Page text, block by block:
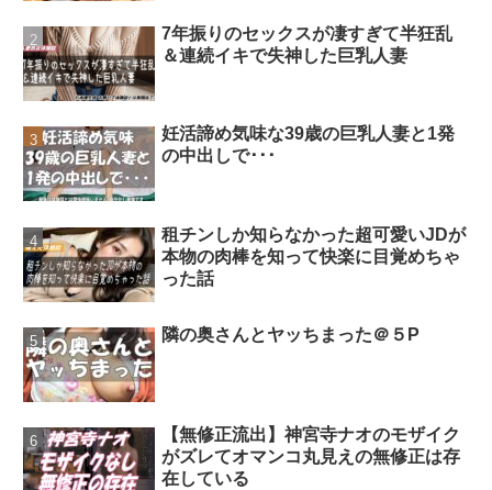
7年振りのセックスが凄すぎて半狂乱
＆連続イキで失神した巨乳人妻
妊活諦め気味な39歳の巨乳人妻と1発
の中出しで･･･
租チンしか知らなかった超可愛いJDが
本物の肉棒を知って快楽に目覚めちゃ
った話
隣の奥さんとヤッちまった＠５P
【無修正流出】神宮寺ナオのモザイク
がズレてオマンコ丸見えの無修正は存
在している